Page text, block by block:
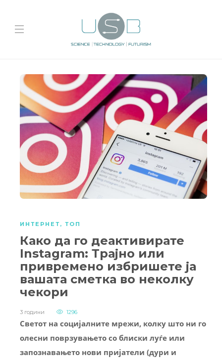
ИНТЕРНЕТ, ТОП
Како да го деактивирате
Instagram: Трајно или
привремено избришете ја
вашата сметка во неколку
чекори
3 години 1296
Светот на социјалните мрежи, колку што ни го
олесни поврзувањето со блиски луѓе или
запознавањето нови пријатели (дури и